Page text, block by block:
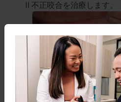
Ⅱ不正咬合を治療します。